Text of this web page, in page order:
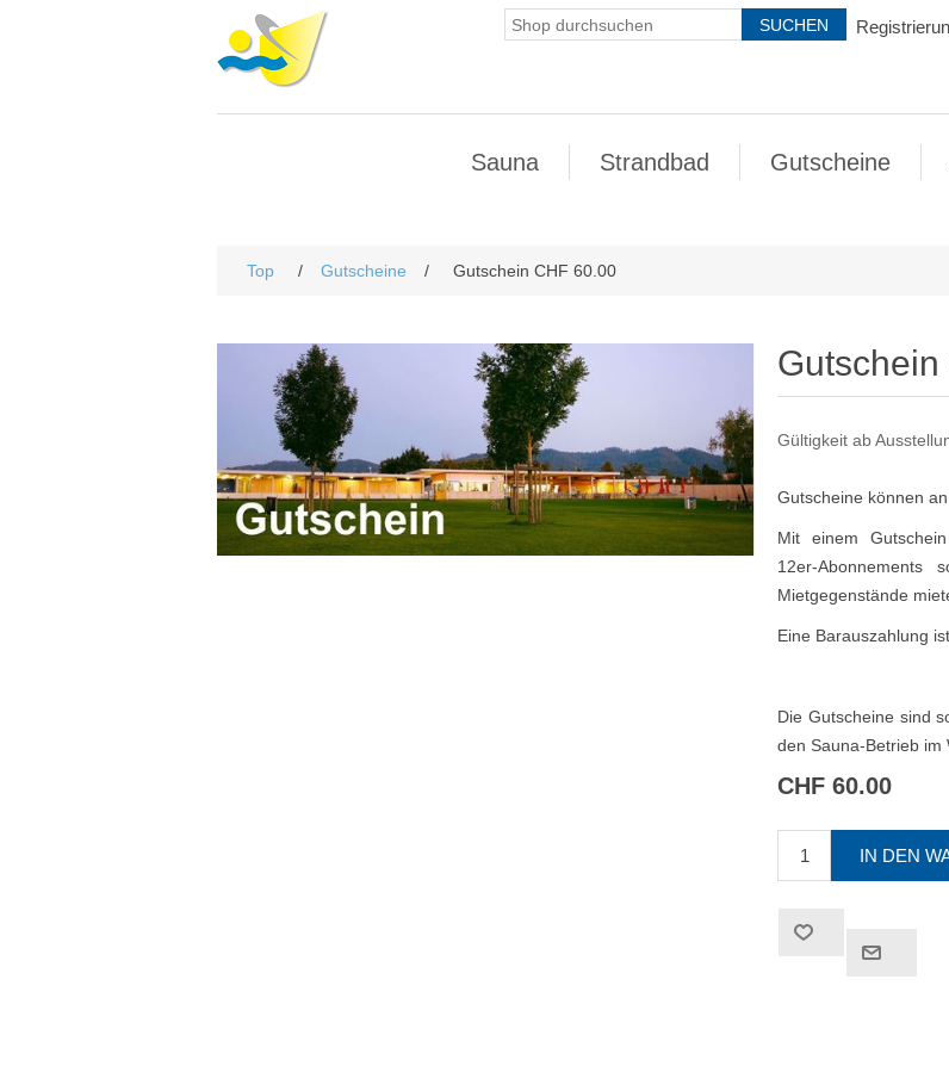
Sauna Strandbad Gutscheine
Top / Gutscheine / Gutschein CHF 60.00
Gültigkeit ab
Gutscheine können
Mit einem
12er-Abonnements
Mietgegenstände
Eine Barauszahlung
Die Gutscheine sind
den Sauna-Betrieb im
CHF 60.00